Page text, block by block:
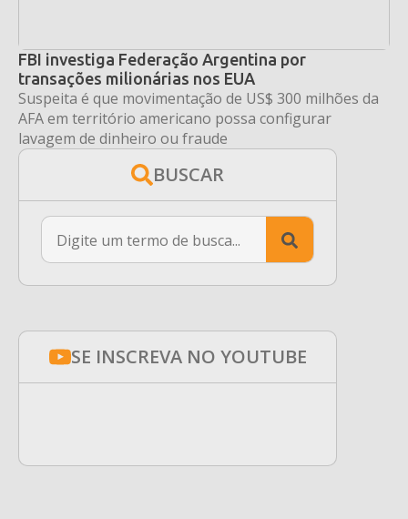
FBI investiga Federação Argentina por
transações milionárias nos EUA
Suspeita é que movimentação de US$ 300 milhões da
AFA em território americano possa configurar
lavagem de dinheiro ou fraude
BUSCAR
Search
SE INSCREVA NO YOUTUBE